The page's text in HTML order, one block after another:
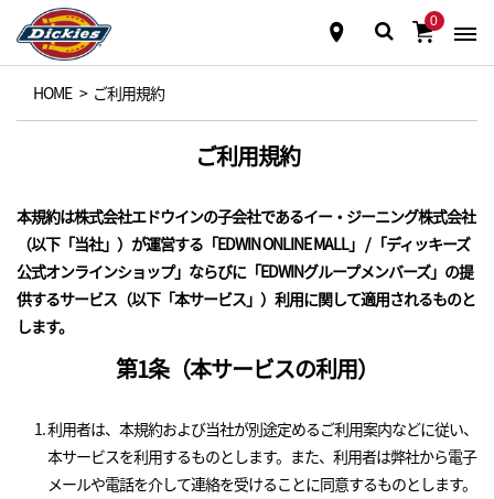
0
HOME > ご利用規約
ご利用規約
本規約は株式会社エドウインの子会社であるイー・ジーニング株式会社
（以下「当社」）が運営する「EDWIN ONLINE MALL」 / 「ディッキーズ
公式オンラインショップ」ならびに「EDWINグループメンバーズ」の提
供するサービス（以下「本サービス」）利用に関して適用されるものと
します。
第1条（本サービスの利用）
利用者は、本規約および当社が別途定めるご利用案内などに従い、
本サービスを利用するものとします。また、利用者は弊社から電子
メールや電話を介して連絡を受けることに同意するものとします。